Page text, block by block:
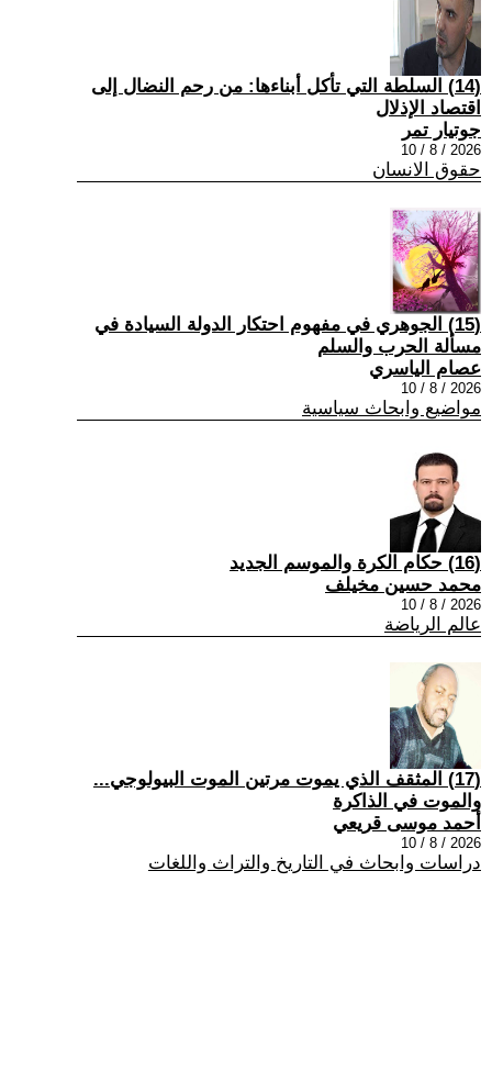
(14) السلطة التي تأكل أبناءها: من رحم النضال إلى
اقتصاد الإذلال
جوتيار تمر
2026 / 8 / 10
حقوق الانسان
(15) الجوهري في مفهوم احتكار الدولة السيادة في
مسألة الحرب والسلم
عصام الياسري
2026 / 8 / 10
مواضيع وابحاث سياسية
(16) حكام الكرة والموسم الجديد
محمد حسين مخيلف
2026 / 8 / 10
عالم الرياضة
(17) المثقف الذي يموت مرتين الموت البيولوجي...
والموت في الذاكرة
أحمد موسى قريعي
2026 / 8 / 10
دراسات وابحاث في التاريخ والتراث واللغات